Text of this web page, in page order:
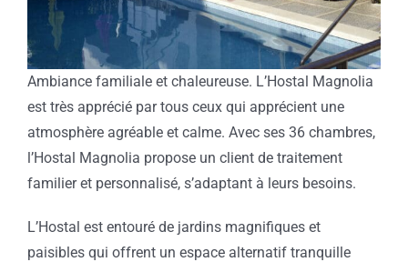
Ambiance familiale et chaleureuse. L’Hostal Magnolia
est très apprécié par tous ceux qui apprécient une
atmosphère agréable et calme. Avec ses 36 chambres,
l’Hostal Magnolia propose un client de traitement
familier et personnalisé, s’adaptant à leurs besoins.
L’Hostal est entouré de jardins magnifiques et
paisibles qui offrent un espace alternatif tranquille